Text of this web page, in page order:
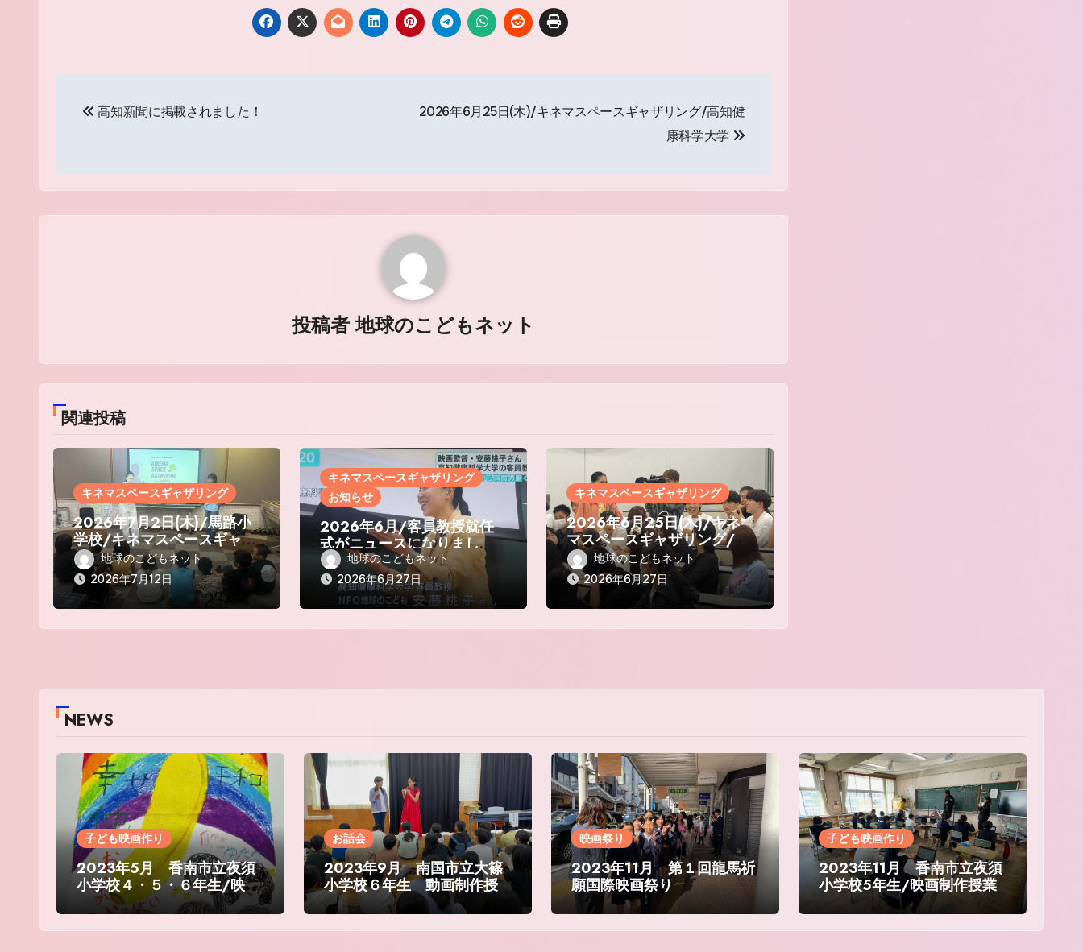
ビ
ゲ
高知新聞に掲載されました！
2026年6月25日(木)/キネマスペースギャザリング/高知健
康科学大学
投稿者地球のこどもネット
関連投稿
キネマスペースギャザリング
2026年7月2日(木)/馬路小
学校/キネマスペースギャザ
リング地球のこどもネット
2026年7月12日
キネマスペースギャザリング
お知らせ
2026年6月/客員教授就任
式がニュースになりまし
た！/KUTVテレビ高知・高
知新聞
地球のこどもネット
2026年6月27日
キネマスペースギャザリング
2026年6月25日(木)/キネ
マスペースギャザリング/高
知健康科学大学
地球のこどもネット
2026年6月27日
NEWS
子ども映画作り
2023年5月 香南市立夜須
小学校４・５・６年生/映画
制作ワークショップ
お話会
2023年9月 南国市立大篠
小学校６年生 動画制作授
業
映画祭り
2023年11月 第１回龍馬祈
願国際映画祭り
子ども映画作り
2023年11月 香南市立夜須
小学校5年生/映画制作授業